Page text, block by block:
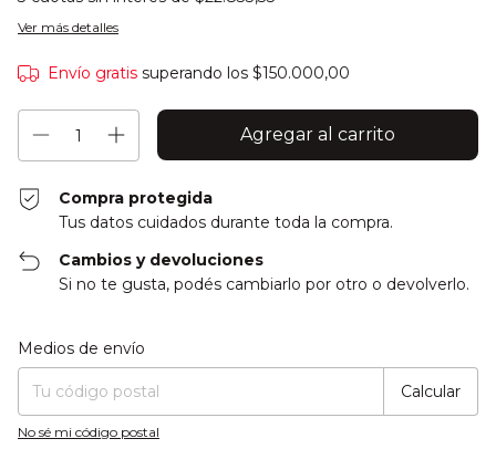
Ver más detalles
Envío gratis superando los $150.000,00
Compra protegida
Tus datos cuidados durante toda la compra.
Cambios y devoluciones
Si no te gusta, podés cambiarlo por otro o devolverlo.
Entregas para el CP:
Medios de envío
Calcular
No sé mi código postal